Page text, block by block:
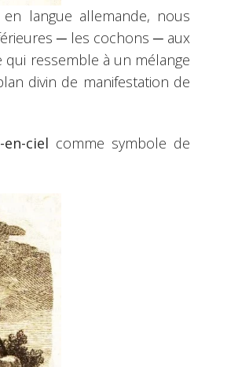
langue allemande, nous
─ les cochons ─ aux
ressemble à un mélange
divin de manifestation de
en-ciel comme symbole de